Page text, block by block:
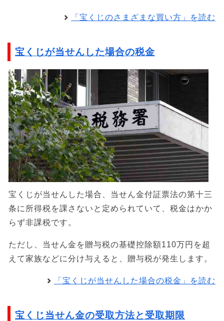
「宝くじのさまざまな買い方」を読む
宝くじが当せんした場合の税金
宝くじが当せんした場合、当せん金付証票法の第十三
条に所得税を課さないと定められていて、税金はかか
らず非課税です。
ただし、当せん金を贈与税の基礎控除額110万円を超
えて家族などに分け与えると、贈与税が発生します。
「宝くじが当せんした場合の税金」を読む
宝くじ当せん金の受取方法と受取期限